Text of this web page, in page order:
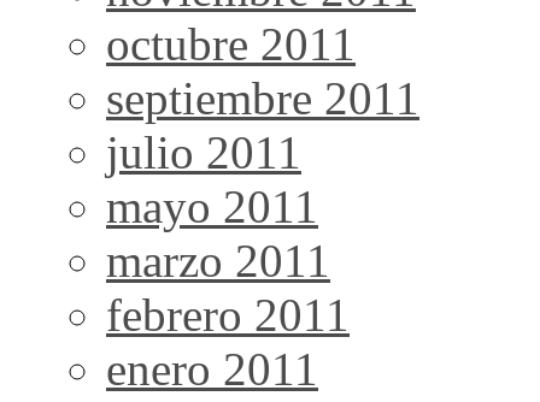
octubre 2011
septiembre 2011
julio 2011
mayo 2011
marzo 2011
febrero 2011
enero 2011